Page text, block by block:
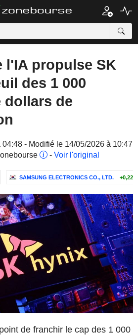
l'IA propulse SK
des 1 000
dollars de
- Modifié le 14/05/2026 à 10:47
- Voir l'original
SAMSUNG ELECTRONICS CO., LTD. +0,22
de franchir le cap des 1 000